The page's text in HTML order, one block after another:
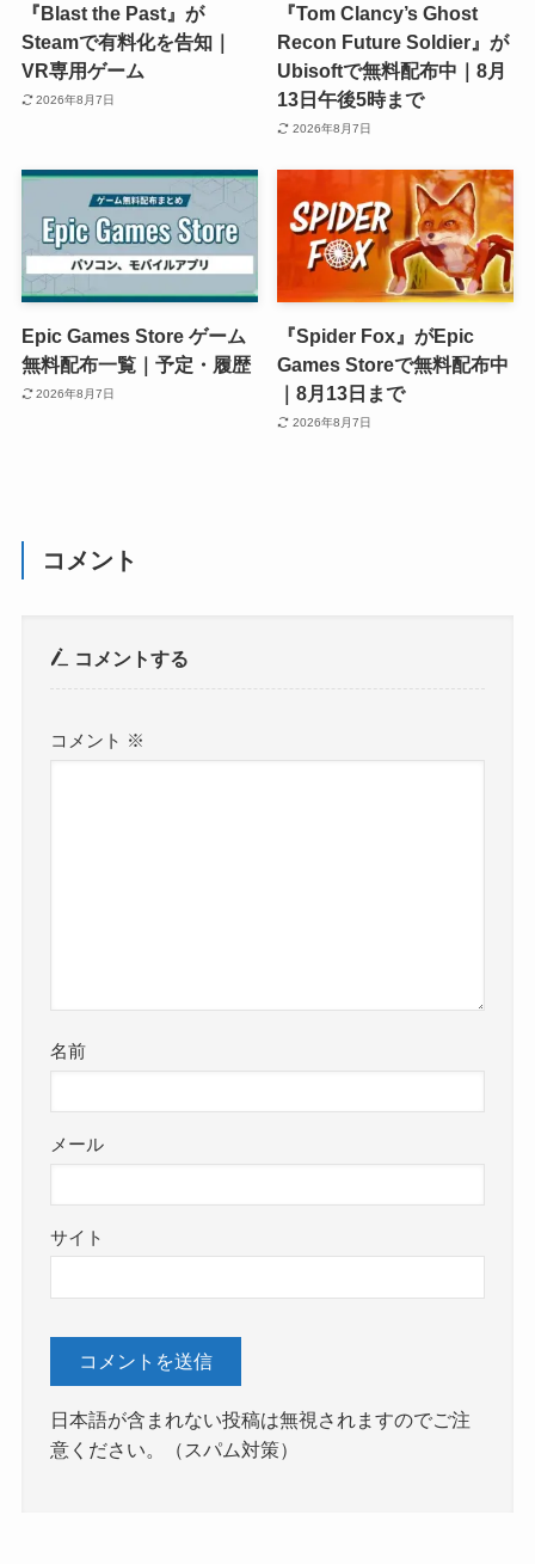
『Blast the Past』が
Steamで有料化を告知｜
VR専用ゲーム
2026年8月7日
『Tom Clancy’s Ghost
Recon Future Soldier』が
Ubisoftで無料配布中｜8月
13日午後5時まで
2026年8月7日
Epic Games Store ゲーム
無料配布一覧｜予定・履歴
2026年8月7日
『Spider Fox』がEpic
Games Storeで無料配布中
｜8月13日まで
2026年8月7日
コメント
コメントする
コメント ※
名前
メール
サイト
日本語が含まれない投稿は無視されますのでご注
意ください。（スパム対策）